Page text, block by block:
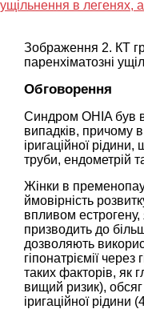
Зображення 2. КТ
паренхіматозні
Обговорення
Синдром OHIA був
випадків, причому
іригаційної
труби, ендометрій
Жінки в
ймовірність
впливом естрогену,
призводить до
дозволяють
гіпонатріємії
таких факторів, як
вищий ризик), обсяг
іригаційної